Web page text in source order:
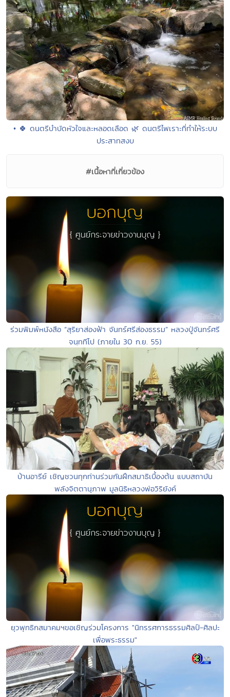
• 🍀 ดนตรีบำบัดหัวใจและหลอดเลือด 🌿 ดนตรีไพเราะที่ทำให้ระบบ
ประสาทสงบ
#เนื้อหาที่เกี่ยวข้อง
ร่วมพิมพ์หนังสือ “สุริยาส่องฟ้า จันทร์ศรีส่องธรรม” หลวงปู่จันทร์ศรี
จนฺททีโป (ภายใน 30 ก.ย. 55)
บ้านอารีย์ เชิญชวนทุกท่านร่วมกันฝึกสมาธิเบื้องต้น แบบสถาบัน
พลังจิตตานุภาพ มูลนิธิหลวงพ่อวิริยังค์
ยุวพุทธิกสมาคมฯขอเชิญร่วมโครงการ "นิทรรศการธรรมศิลป์-ศิลปะ
เพื่อพระธรรม"